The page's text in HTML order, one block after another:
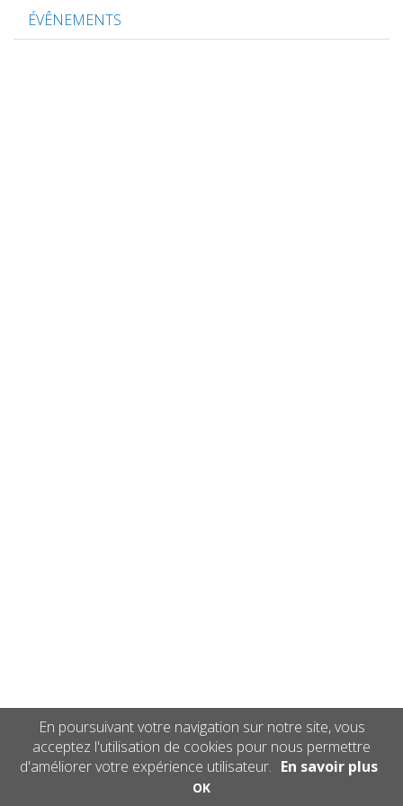
ÉVÊNEMENTS
En poursuivant votre navigation sur notre site, vous
acceptez l'utilisation de cookies pour nous permettre
d'améliorer votre expérience utilisateur. En savoir plus
OK